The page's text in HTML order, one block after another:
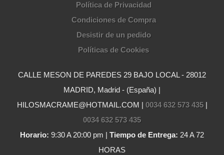
Política de Privacidad
Condiciones de Compra
Desistir de un pedido
Políticas de Cookies
CALLE MESON DE PAREDES 29 BAJO LOCAL - 28012
MADRID, Madrid - (España) |
HILOSMACRAME@HOTMAIL.COM | 0034 632 573 435|
0034 632 573 435
Horario: 9:30 A 20:00 pm | Tiempo de Entrega: 24 A 72
HORAS